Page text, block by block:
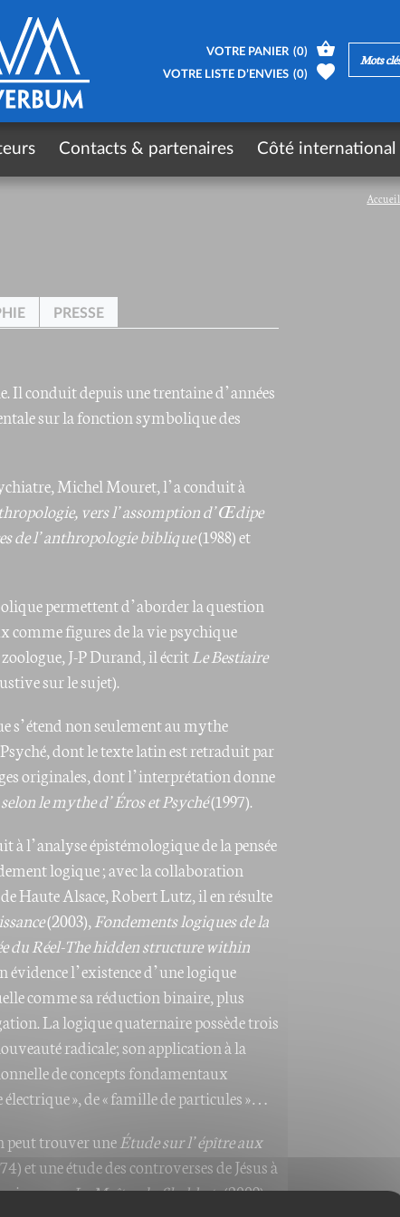
Accueil
PRESSE
Il conduit depuis une trentaine d’années
sur la fonction symbolique des
Michel Mouret, l’a conduit à
vers l’assomption d’Œdipe
de l’anthropologie biblique(1988) et
permettent d’aborder la question
comme figures de la vie psychique
J-P Durand, il écritLe Bestiaire
sur le sujet).
s’étend non seulement au mythe
dont le texte latin est retraduit par
originales, dont l’interprétation donne
le mythe d’Éros et Psyché(1997).
à l’analyse épistémologique de la pensée
logique ; avec la collaboration
Haute Alsace, Robert Lutz, il en résulte
(2003), Fondements logiques de la
du Réel-The hidden structure within
évidence l’existence d’une logique
comme sa réduction binaire, plus
La logique quaternaire possède trois
radicale; son application à la
de concepts fondamentaux
électrique », de « famille de particules »…
peut trouver uneÉtude sur l’épître aux
et une étude des controverses de Jésus à
:« Le Maître du Shabbat »(2009).
VOTRE PANIER (0)
VOTRE LISTE D’ENVIES (0)
Contacts & partenaires Côté international